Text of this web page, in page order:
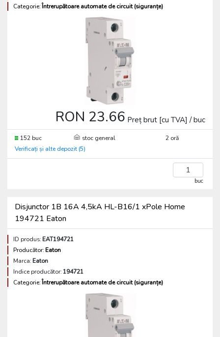
Categorie:Întrerupătoare automate de circuit (siguranțe)
RON 23.66 Preț brut [cu TVA] / buc
152 buc stoc general
2 oră
Verificați și alte depozit (5)
buc
Disjunctor 1B 16A 4,5kA HL-B16/1 xPole Home
194721 Eaton
ID produs:EAT194721
Producător:Eaton
Marca:Eaton
Indice producător: 194721
Categorie:Întrerupătoare automate de circuit (siguranțe)